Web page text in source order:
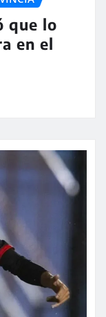
que lo
en el